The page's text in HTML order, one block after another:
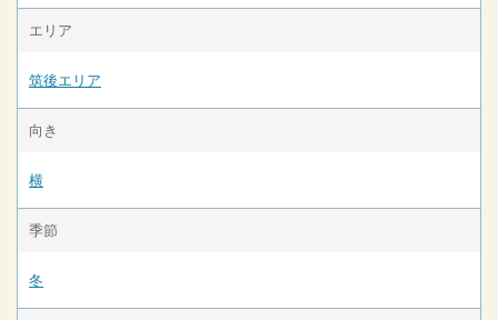
エリア
筑後エリア
向き
横
季節
冬